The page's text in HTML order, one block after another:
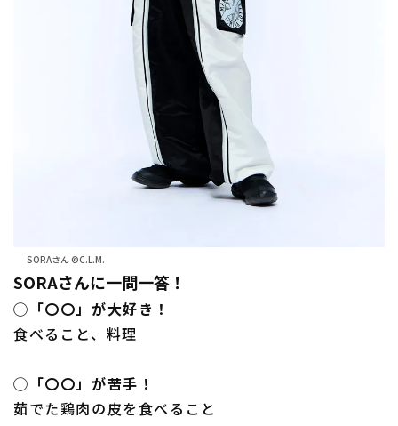
SORAさん ©C.L.M.
SORAさんに一問一答！
◯「〇〇」が大好き！
食べること、料理
◯「〇〇」が苦手！
茹でた鶏肉の皮を食べること